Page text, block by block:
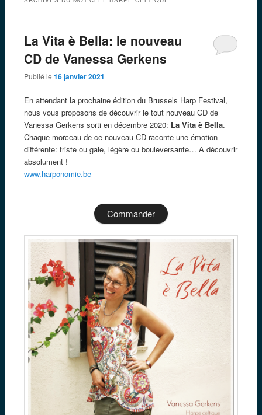
La Vita è Bella: le nouveau
CD de Vanessa Gerkens
Publié le 16 janvier 2021
En attendant la prochaine édition du Brussels Harp Festival,
nous vous proposons de découvrir le tout nouveau CD de
Vanessa Gerkens sorti en décembre 2020: La Vita è Bella.
Chaque morceau de ce nouveau CD raconte une émotion
différente: triste ou gaie, légère ou bouleversante… A découvrir
absolument !
www.harponomie.be
Commander